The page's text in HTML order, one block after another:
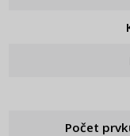
Počet